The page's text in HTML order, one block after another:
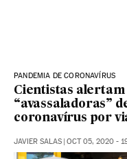
PANDEMIA DE CORONAVÍRUS
Cientistas alertam
“avassaladoras”
coronavírus por
JAVIER SALAS OCT 05, 2020 -